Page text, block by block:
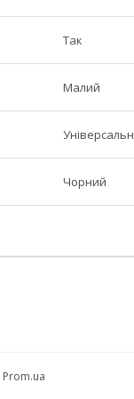
Так
Малий
Чорний
Prom.ua